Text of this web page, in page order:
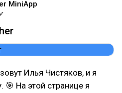
MiniApp
Илья Чистяков, и я
🎯 На этой странице я